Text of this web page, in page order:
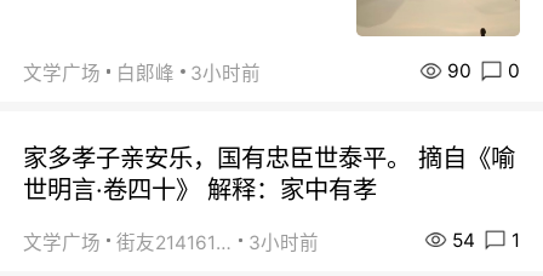
文学广场 白郞峰 3小时前 90 0
家多孝子亲安乐，国有忠臣世泰平。 摘自《喻
世明言·卷四十》 解释：家中有孝
文学广场 街友21416156 3小时前 54 1